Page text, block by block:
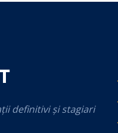
definitivi și stagiari